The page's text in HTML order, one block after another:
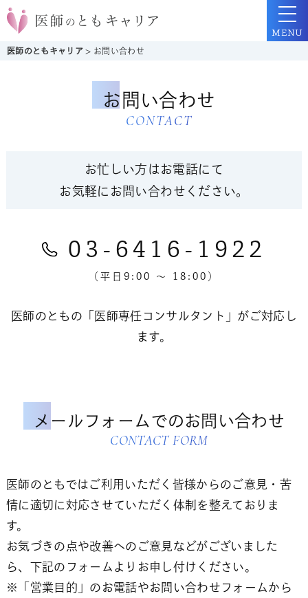
医師のともキャリア > お問い合わせ
MENU
お問い合わせ
CONTACT
お忙しい方はお電話にて
お気軽にお問い合わせください。
03-6416-1922
（平日9:00 〜 18:00）
医師のともの「医師専任コンサルタント」がご対応し
ます。
メールフォームでのお問い合わせ
CONTACT FORM
医師のともではご利用いただく皆様からのご意見・苦
情に適切に対応させていただく体制を整えておりま
す。
お気づきの点や改善へのご意見などがございました
ら、下記のフォームよりお申し付けください。
※「営業目的」のお電話やお問い合わせフォームから